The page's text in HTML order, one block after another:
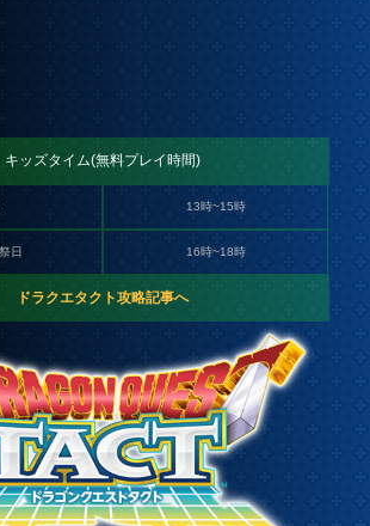
キッズタイム(無料プレイ時間)
13時~15時
日 16時~18時
ドラクエタクト攻略記事へ